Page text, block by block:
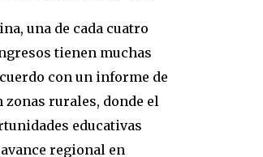
una de cada cuatro
tienen muchas
con un informe de
zonas rurales, donde el
educativas
regional en